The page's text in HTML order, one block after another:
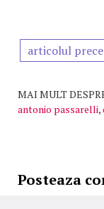
articolul
MAI MULT
antonio passarelli,
Posteaza